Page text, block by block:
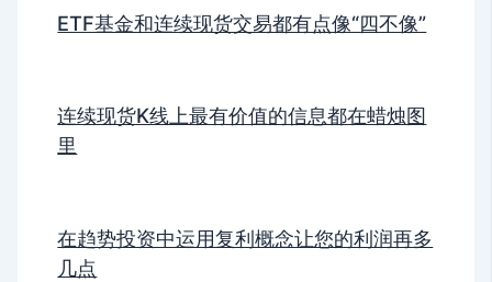
ETF基金和连续现货交易都有点像“四不像”
连续现货K线上最有价值的信息都在蜡烛图
里
在趋势投资中运用复利概念让您的利润再多
几点